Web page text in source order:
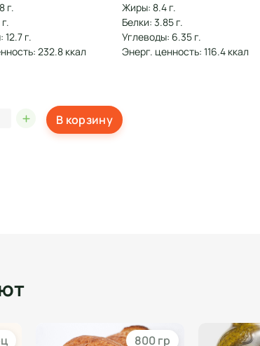
г.
г.
232.8 ккал
Жиры: 8.4 г.
Белки: 3.85 г.
Углеводы: 6.35 г.
Энерг. ценность: 116.4 ккал
В корзину
800 гр